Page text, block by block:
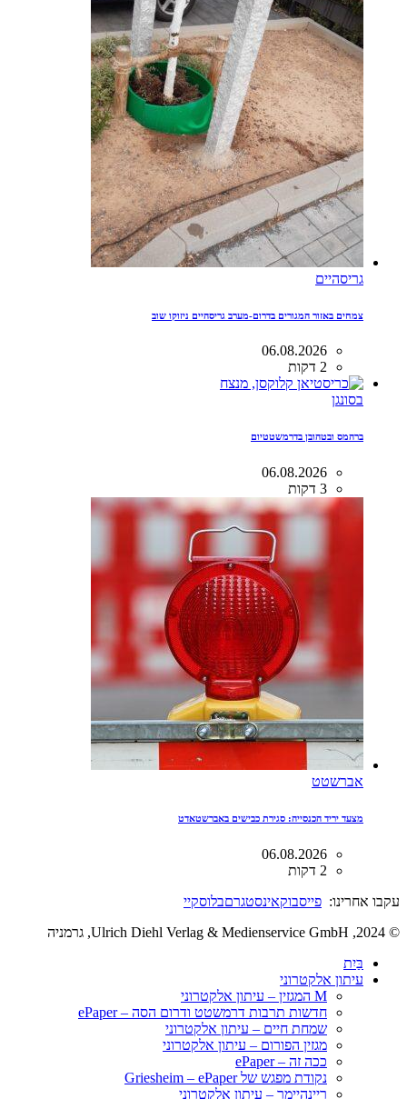
גריסהיים
צמחים באזור המגורים בדרום-מערב גריסהיים ניזוקו שוב
06.08.2026
2 דקות
בסונגן
ברהמס ובטהובן בדרמשטטיום
06.08.2026
3 דקות
אברשטט
מצעד יריד הכנסייה: סגירת כבישים באברשטאדט
06.08.2026
2 דקות
עקבו אחרינו: פייסבוקאינסטגרםבלוסקיי
© 2024, Ulrich Diehl Verlag & Medienservice GmbH, גרמניה
בַּיִת
עיתון אלקטרוני
M המגזין – עיתון אלקטרוני
חדשות תרבות דרמשטט ודרום הסה – ePaper
שמחת חיים – עיתון אלקטרוני
מגזין הפורום – עיתון אלקטרוני
ככה זה – ePaper
נקודת מפגש של Griesheim – ePaper
ריינהיימר – עיתון אלקטרוני